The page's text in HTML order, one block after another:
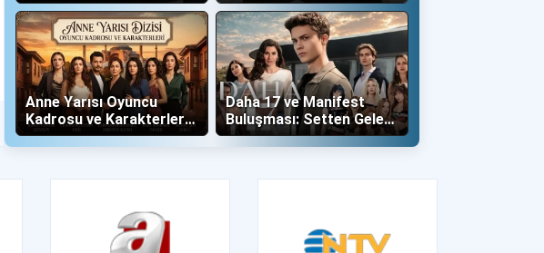
Yalboğan'ı Oldu
"Altın" Karakteri İle Dahil
Oldu!
Anne Yarısı Oyuncu
Kadrosu ve Karakterleri
(Now TV)
Daha 17 ve Manifest
Buluşması: Setten Gelen
İlk Kareler Büyüledi!